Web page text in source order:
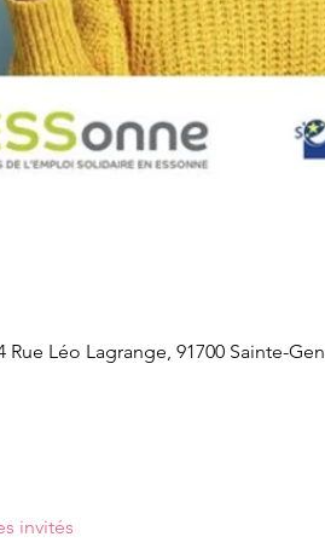
Rue Léo Lagrange, 91700 Sainte-
invités